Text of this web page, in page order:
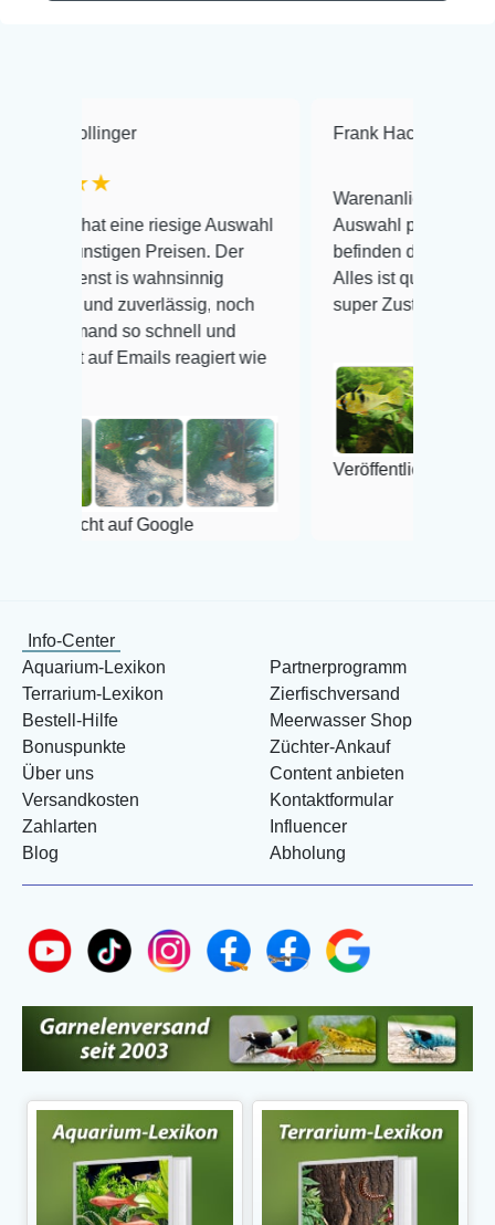
riesige Auswahl
Preisen. Der
wahnsinnig
noch
schnell und
reagiert wie
Frank Hackmayer ★★★★
Warenanlieferung Top und die
Auswahl plus gesundheitliches
befinden der Fische einwandfrei.
Alles ist quick lebendig und im
super Zustand. Gerne wieder 😃
Veröffentlicht auf Google
Info-Center
Aquarium-Lexikon
Terrarium-Lexikon
Bestell-Hilfe
Bonuspunkte
Über uns
Versandkosten
Zahlarten
Blog
Partnerprogramm
Zierfischversand
Meerwasser Shop
Züchter-Ankauf
Content anbieten
Kontaktformular
Influencer
Abholung